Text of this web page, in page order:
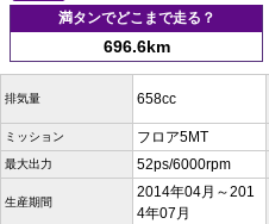
満タンでどこまで走る？
696.6km
排気量 658cc
ミッション フロア5MT
最大出力 52ps/6000rpm
生産期間
2014年04月～201
4年07月